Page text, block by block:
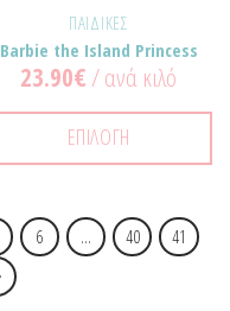
ΠΑΙΔΙΚΈΣ
Barbie the Island Princess
23.90€/ ανά κιλό
ΕΠΙΛΟΓΉ
6 … 40
41